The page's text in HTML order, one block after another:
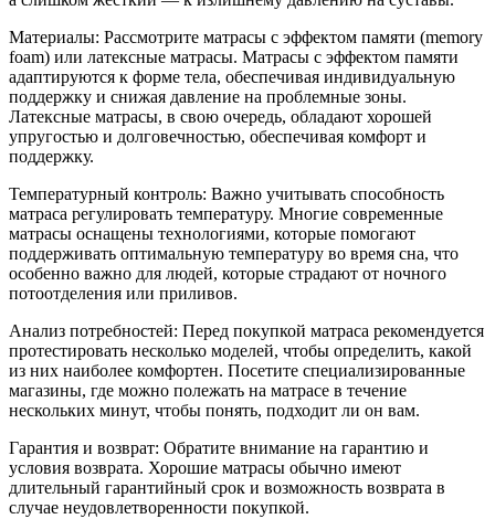
Материалы: Рассмотрите матрасы с эффектом памяти (memory
foam) или латексные матрасы. Матрасы с эффектом памяти
адаптируются к форме тела, обеспечивая индивидуальную
поддержку и снижая давление на проблемные зоны.
Латексные матрасы, в свою очередь, обладают хорошей
упругостью и долговечностью, обеспечивая комфорт и
поддержку.
Температурный контроль: Важно учитывать способность
матраса регулировать температуру. Многие современные
матрасы оснащены технологиями, которые помогают
поддерживать оптимальную температуру во время сна, что
особенно важно для людей, которые страдают от ночного
потоотделения или приливов.
Анализ потребностей: Перед покупкой матраса рекомендуется
протестировать несколько моделей, чтобы определить, какой
из них наиболее комфортен. Посетите специализированные
магазины, где можно полежать на матрасе в течение
нескольких минут, чтобы понять, подходит ли он вам.
Гарантия и возврат: Обратите внимание на гарантию и
условия возврата. Хорошие матрасы обычно имеют
длительный гарантийный срок и возможность возврата в
случае неудовлетворенности покупкой.